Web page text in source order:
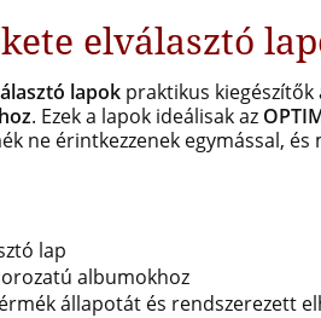
elválasztó
lapok praktikus kiegészítők
. Ezek a lapok ideálisak az
ne érintkezzenek egymással,
lap
albumokhoz
állapotát és rendszerezett